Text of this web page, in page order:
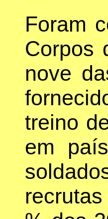
Foram
Corpos
nove
treino
em